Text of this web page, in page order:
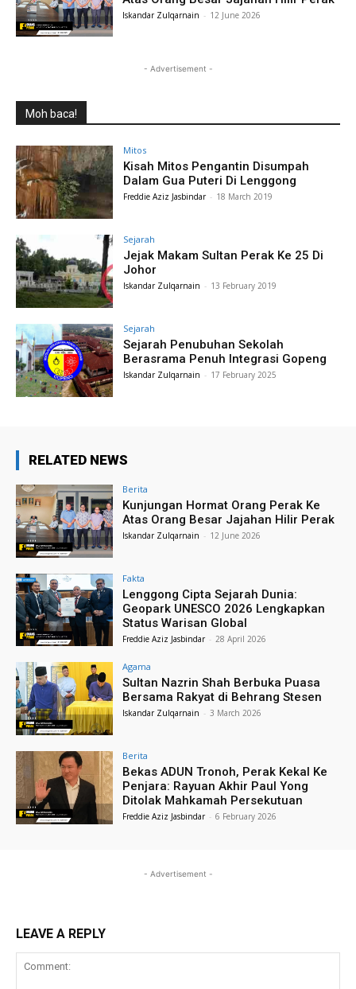
Iskandar Zulqarnain - 12 June 2026
- Advertisement -
Moh baca!
Mitos
Kisah Mitos Pengantin Disumpah
Dalam Gua Puteri Di Lenggong
Freddie Aziz Jasbindar - 18 March 2019
Sejarah
Jejak Makam Sultan Perak Ke 25 Di
Johor
Iskandar Zulqarnain - 13 February 2019
Sejarah
Sejarah Penubuhan Sekolah
Berasrama Penuh Integrasi Gopeng
Iskandar Zulqarnain - 17 February 2025
RELATED NEWS
Berita
Kunjungan Hormat Orang Perak Ke
Atas Orang Besar Jajahan Hilir Perak
Iskandar Zulqarnain - 12 June 2026
Fakta
Lenggong Cipta Sejarah Dunia:
Geopark UNESCO 2026 Lengkapkan
Status Warisan Global
Freddie Aziz Jasbindar - 28 April 2026
Agama
Sultan Nazrin Shah Berbuka Puasa
Bersama Rakyat di Behrang Stesen
Iskandar Zulqarnain - 3 March 2026
Berita
Bekas ADUN Tronoh, Perak Kekal Ke
Penjara: Rayuan Akhir Paul Yong
Ditolak Mahkamah Persekutuan
Freddie Aziz Jasbindar - 6 February 2026
- Advertisement -
LEAVE A REPLY